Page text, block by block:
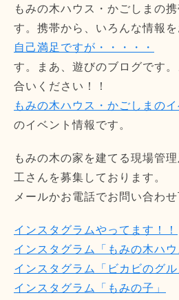
もみの木ハウス・かごしまの
す。携帯から、いろんな情報を
自己満足ですが・・・・・
⇒
す。まあ、遊びのブログです
合いください！！
もみの木ハウス・かごしまのイ
のイベント情報です。
もみの木の家を建てる現場管
工さんを募集しております。
メールかお電話でお問い合わせ
インスタグラムやってます！！
インスタグラム「もみの木ハウ
インスタグラム「ビカビのグル
インスタグラム「もみの子」